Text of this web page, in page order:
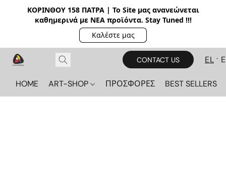
ΚΟΡΙΝΘΟΥ 158 ΠΑΤΡΑ | Το Site μας ανανεώνεται
καθημερινά με ΝΕΑ προϊόντα. Stay Tuned !!!
Καλέστε μας
CONTACT US EL
HOME ART-SHOP ΠΡΟΣΦΟΡΕΣ BEST SELLERS